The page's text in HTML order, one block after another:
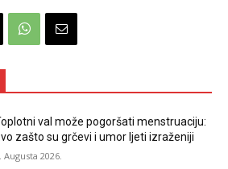
val može pogoršati menstruaciju:
zašto su grčevi i umor ljeti izraženiji
Augusta 2026.